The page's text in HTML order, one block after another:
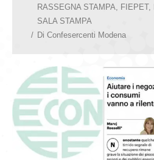
RASSEGNA STAMPA, FIEPET,
SALA STAMPA
Di Confesercenti Modena